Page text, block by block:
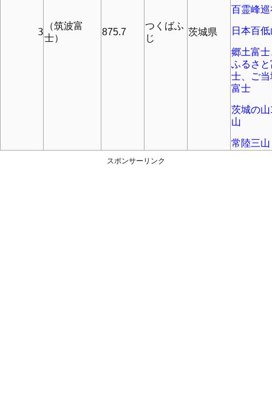
      3
（筑波富
士）
875.7
つくばふ
じ
茨城県
百霊峰巡
日本百
郷土富士
ふるさと
士、ご当
富士
茨城の
山
常陸三山
スポンサーリンク